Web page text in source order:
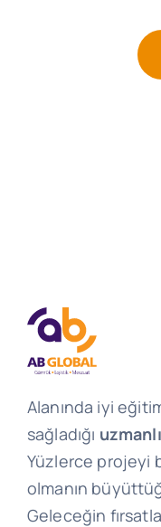
Alanında iyi
sağladığı
Yüzlerce projeyi
olmanın
Geleceğin